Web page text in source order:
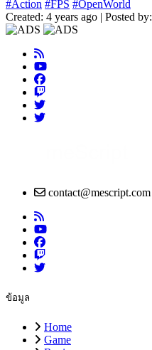
#Action #FPS #OpenWorld
Created: 4 years ago | Posted by:
contact@mescript.com
ข้อมูล
Home
Game